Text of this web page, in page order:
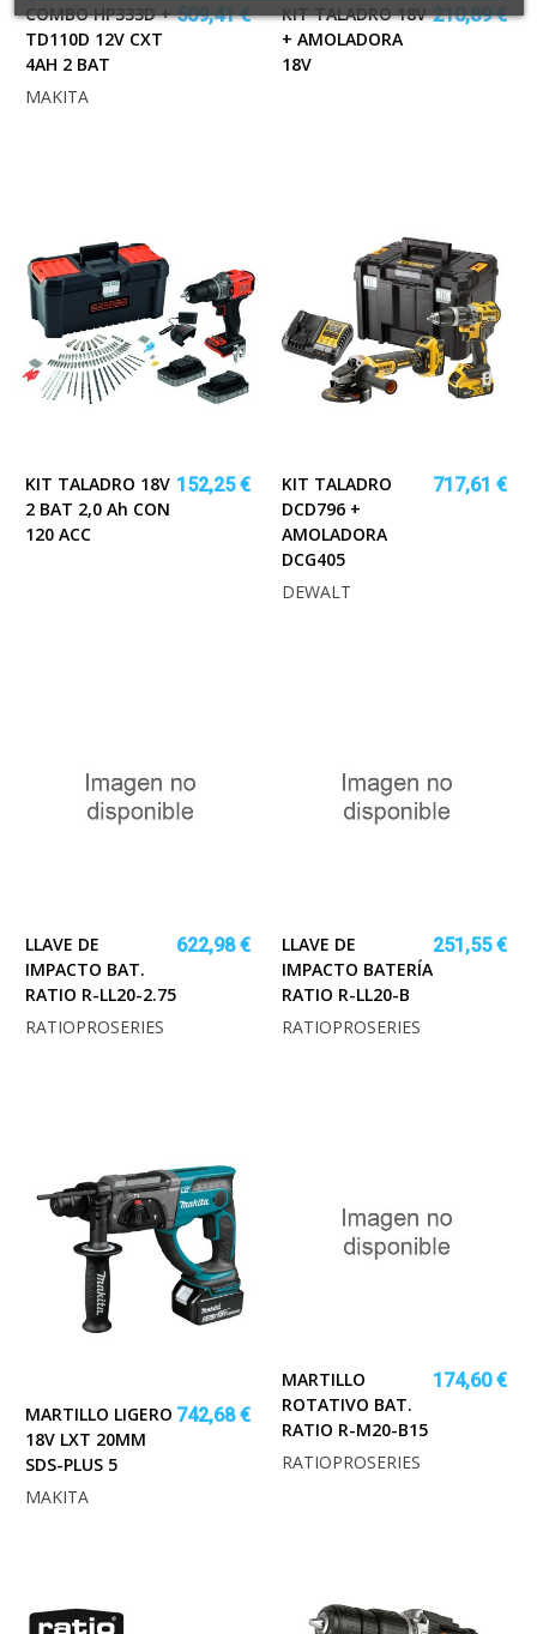
COMBO HP333D +
TD110D 12V CXT
4AH 2 BAT
509,41 €
MAKITA
KIT TALADRO 18V
+ AMOLADORA
18V
210,89 €
KIT TALADRO 18V
2 BAT 2,0 Ah CON
120 ACC
152,25 €
KIT TALADRO
DCD796 +
AMOLADORA
DCG405
717,61 €
DEWALT
LLAVE DE
IMPACTO BAT.
RATIO R-LL20-2.75
622,98 €
RATIOPROSERIES
LLAVE DE
IMPACTO BATERÍA
RATIO R-LL20-B
251,55 €
RATIOPROSERIES
MARTILLO LIGERO
18V LXT 20MM
SDS-PLUS 5
742,68 €
MAKITA
MARTILLO
ROTATIVO BAT.
RATIO R-M20-B15
174,60 €
RATIOPROSERIES